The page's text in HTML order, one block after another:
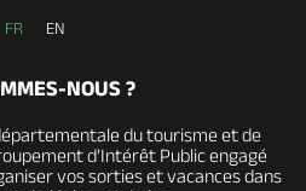
FR EN
NOUS ?
du tourisme et de
d’Intérêt Public engagé
vos sorties et vacances dans